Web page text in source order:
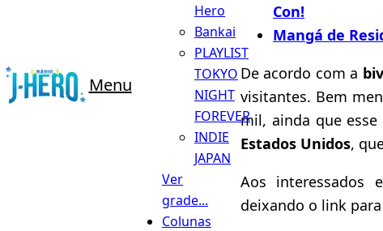
Menu
Hero
Bankai
PLAYLIST
TOKYO
NIGHT
FOREVER
INDIE
JAPAN
Ver
grade...
Colunas
Con!
Mangá de
De acordo com a
visitantes. Bem
mil, ainda que
Estados Unidos,
Aos interessados
deixando o link